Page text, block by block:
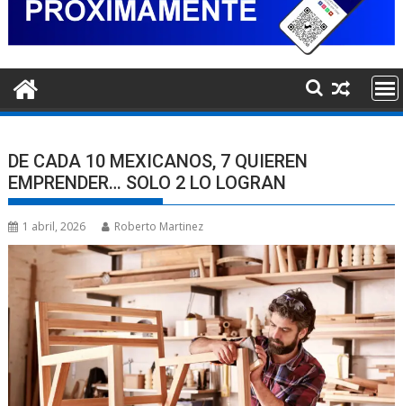
DE CADA 10 MEXICANOS, 7 QUIEREN
EMPRENDER… SOLO 2 LO LOGRAN
1 abril, 2026 Roberto Martinez